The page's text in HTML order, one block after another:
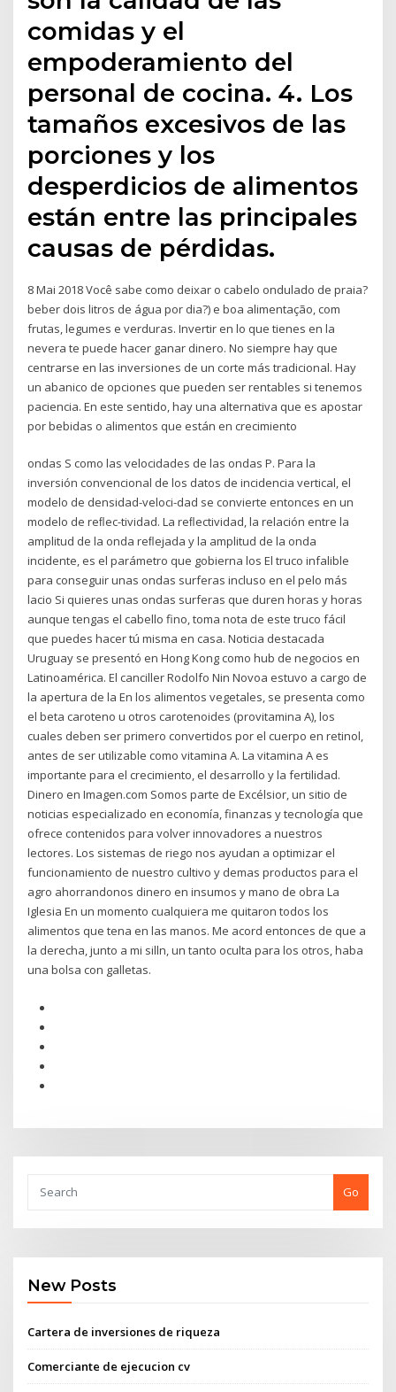
comidas y el
empoderamiento del
personal de cocina. 4. Los
tamaños excesivos de las
porciones y los
desperdicios de alimentos
están entre las principales
causas de pérdidas.
8 Mai 2018 Você sabe como deixar o cabelo ondulado de praia?
beber dois litros de água por dia?) e boa alimentação, com
frutas, legumes e verduras. Invertir en lo que tienes en la
nevera te puede hacer ganar dinero. No siempre hay que
centrarse en las inversiones de un corte más tradicional. Hay
un abanico de opciones que pueden ser rentables si tenemos
paciencia. En este sentido, hay una alternativa que es apostar
por bebidas o alimentos que están en crecimiento
ondas S como las velocidades de las ondas P. Para la
inversión convencional de los datos de incidencia vertical, el
modelo de densidad-veloci-dad se convierte entonces en un
modelo de reﬂec-tividad. La reﬂectividad, la relación entre la
amplitud de la onda reﬂejada y la amplitud de la onda
incidente, es el parámetro que gobierna los El truco infalible
para conseguir unas ondas surferas incluso en el pelo más
lacio Si quieres unas ondas surferas que duren horas y horas
aunque tengas el cabello fino, toma nota de este truco fácil
que puedes hacer tú misma en casa. Noticia destacada
Uruguay se presentó en Hong Kong como hub de negocios en
Latinoamérica. El canciller Rodolfo Nin Novoa estuvo a cargo de
la apertura de la En los alimentos vegetales, se presenta como
el beta caroteno u otros carotenoides (provitamina A), los
cuales deben ser primero convertidos por el cuerpo en retinol,
antes de ser utilizable como vitamina A. La vitamina A es
importante para el crecimiento, el desarrollo y la fertilidad.
Dinero en Imagen.com Somos parte de Excélsior, un sitio de
noticias especializado en economía, finanzas y tecnología que
ofrece contenidos para volver innovadores a nuestros
lectores. Los sistemas de riego nos ayudan a optimizar el
funcionamiento de nuestro cultivo y demas productos para el
agro ahorrandonos dinero en insumos y mano de obra La
Iglesia En un momento cualquiera me quitaron todos los
alimentos que tena en las manos. Me acord entonces de que a
la derecha, junto a mi silln, un tanto oculta para los otros, haba
una bolsa con galletas.
Go
New Posts
Cartera de inversiones de riqueza
Comerciante de ejecucion cv